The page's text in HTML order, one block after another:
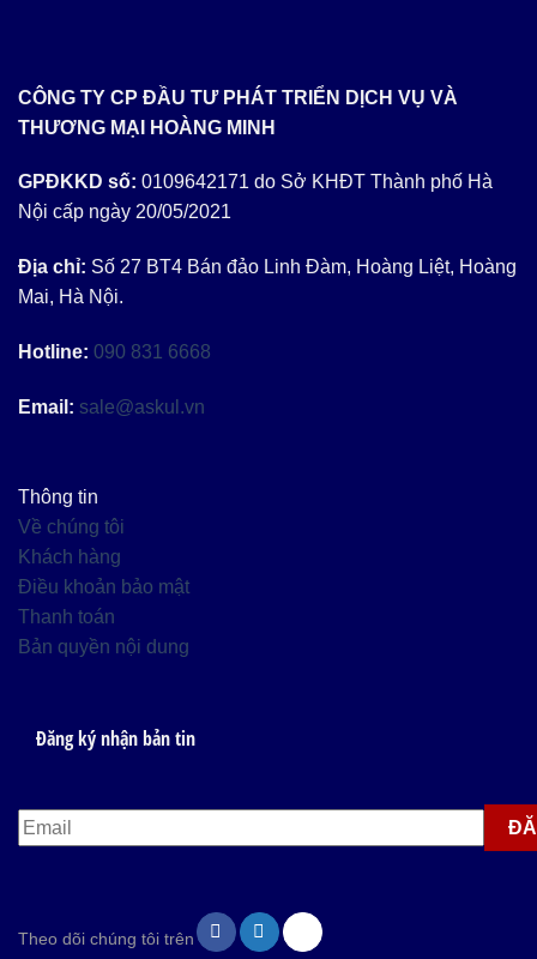
CÔNG TY CP ĐẦU TƯ PHÁT TRIỂN DỊCH VỤ VÀ
THƯƠNG MẠI HOÀNG MINH
GPĐKKD số: 0109642171 do Sở KHĐT Thành phố Hà
Nội cấp ngày 20/05/2021
Địa chỉ: Số 27 BT4 Bán đảo Linh Đàm, Hoàng Liệt, Hoàng
Mai, Hà Nội.
Hotline: 090 831 6668
Email: sale@askul.vn
Thông tin
Về chúng tôi
Khách hàng
Điều khoản bảo mật
Thanh toán
Bản quyền nội dung
Đăng ký nhận bản tin
Theo dõi chúng tôi trên